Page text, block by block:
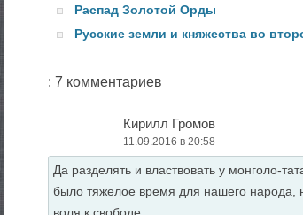
Распад Золотой Орды
Русские земли и княжества во
: 7 комментариев
Кирилл Громов
11.09.2016 в 20:58
Да разделять и властвовать у монголо-
было тяжелое время для нашего народа,